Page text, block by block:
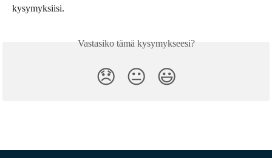
kysymyksiisi.
Vastasiko tämä kysymykseesi?
😞 😐 😃